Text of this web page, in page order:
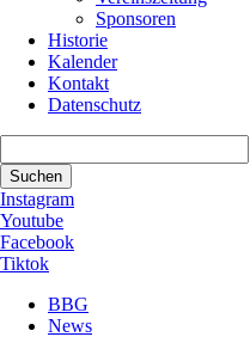
Sponsoren
Historie
Kalender
Kontakt
Datenschutz
Suchen
Instagram
Youtube
Facebook
Tiktok
BBG
News